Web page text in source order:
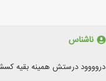
ناشناس
دروووود درستش همینه بقیه